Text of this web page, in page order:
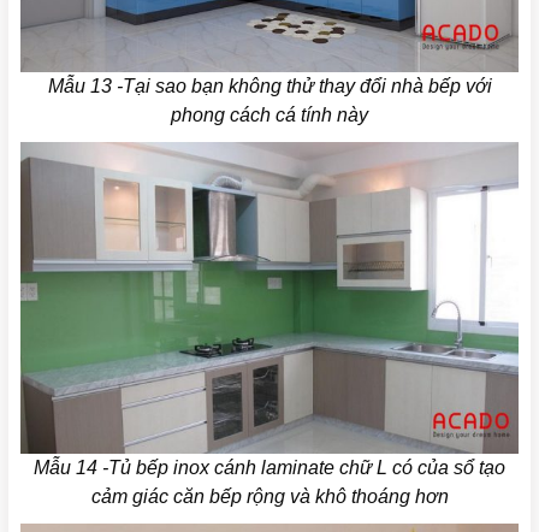
Mẫu 13 -Tại sao bạn không thử thay đổi nhà bếp với
phong cách cá tính này
Mẫu 14 -Tủ bếp inox cánh laminate chữ L có của sổ tạo
cảm giác căn bếp rộng và khô thoáng hơn